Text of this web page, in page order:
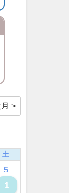
月 >
土
5
1